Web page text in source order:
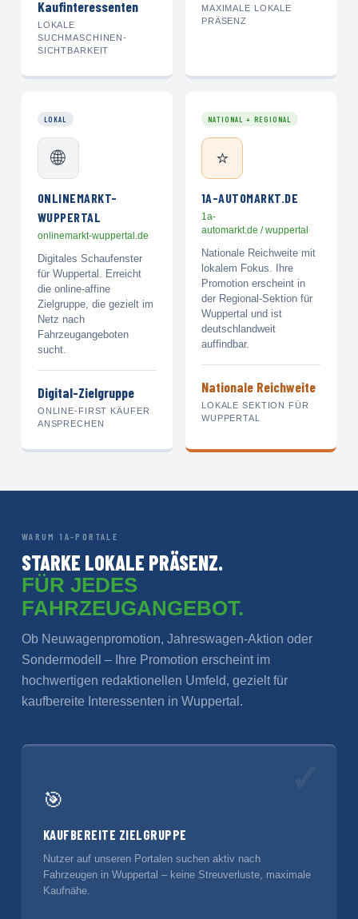
Kaufinteressenten
LOKALE
SUCHMASCHINEN-
SICHTBARKEIT
MAXIMALE LOKALE
PRÄSENZ
LOKAL
🌐
ONLINEMARKT-
WUPPERTAL
onlinemarkt-wuppertal.de
Digitales Schaufenster
für Wuppertal. Erreicht
die online-affine
Zielgruppe, die gezielt im
Netz nach
Fahrzeugangeboten
sucht.
Digital-Zielgruppe
ONLINE-FIRST KÄUFER
ANSPRECHEN
NATIONAL + REGIONAL
⭐
1A-AUTOMARKT.DE
1a-
automarkt.de / wuppertal
Nationale Reichweite mit
lokalem Fokus. Ihre
Promotion erscheint in
der Regional-Sektion für
Wuppertal und ist
deutschlandweit
auffindbar.
Nationale Reichweite
LOKALE SEKTION FÜR
WUPPERTAL
WARUM 1A-PORTALE
STARKE LOKALE PRÄSENZ.
FÜR JEDES
FAHRZEUGANGEBOT.
Ob Neuwagenpromotion, Jahreswagen-Aktion oder
Sondermodell – Ihre Promotion erscheint im
hochwertigen redaktionellen Umfeld, gezielt für
kaufbereite Interessenten in Wuppertal.
🎯
KAUFBEREITE ZIELGRUPPE
Nutzer auf unseren Portalen suchen aktiv nach
Fahrzeugen in Wuppertal – keine Streuverluste, maximale
Kaufnähe.